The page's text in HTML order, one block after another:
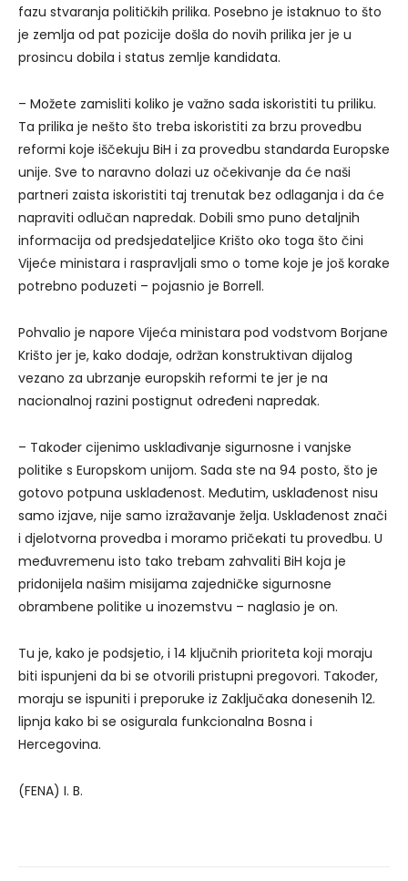
fazu stvaranja političkih prilika. Posebno je istaknuo to što
je zemlja od pat pozicije došla do novih prilika jer je u
prosincu dobila i status zemlje kandidata.
– Možete zamisliti koliko je važno sada iskoristiti tu priliku.
Ta prilika je nešto što treba iskoristiti za brzu provedbu
reformi koje iščekuju BiH i za provedbu standarda Europske
unije. Sve to naravno dolazi uz očekivanje da će naši
partneri zaista iskoristiti taj trenutak bez odlaganja i da će
napraviti odlučan napredak. Dobili smo puno detaljnih
informacija od predsjedateljice Krišto oko toga što čini
Vijeće ministara i raspravljali smo o tome koje je još korake
potrebno poduzeti – pojasnio je Borrell.
Pohvalio je napore Vijeća ministara pod vodstvom Borjane
Krišto jer je, kako dodaje, održan konstruktivan dijalog
vezano za ubrzanje europskih reformi te jer je na
nacionalnoj razini postignut određeni napredak.
– Također cijenimo usklađivanje sigurnosne i vanjske
politike s Europskom unijom. Sada ste na 94 posto, što je
gotovo potpuna usklađenost. Međutim, usklađenost nisu
samo izjave, nije samo izražavanje želja. Usklađenost znači
i djelotvorna provedba i moramo pričekati tu provedbu. U
međuvremenu isto tako trebam zahvaliti BiH koja je
pridonijela našim misijama zajedničke sigurnosne
obrambene politike u inozemstvu – naglasio je on.
Tu je, kako je podsjetio, i 14 ključnih prioriteta koji moraju
biti ispunjeni da bi se otvorili pristupni pregovori. Također,
moraju se ispuniti i preporuke iz Zaključaka donesenih 12.
lipnja kako bi se osigurala funkcionalna Bosna i
Hercegovina.
(FENA) I. B.